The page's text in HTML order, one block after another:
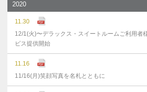
2020
11.30
12/1(火)〜デラックス・スイートルームご利用者
ビス提供開始
11.16
11/16(月)笑顔写真を名札とともに